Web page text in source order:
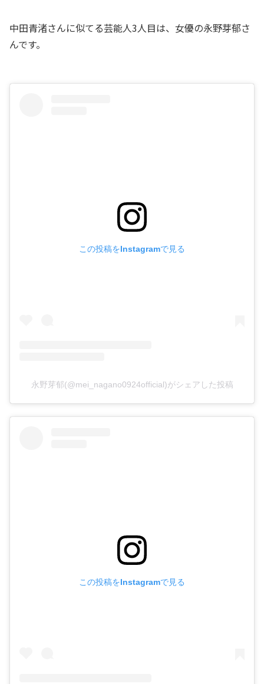
中田青渚さんに似てる芸能人3人目は、女優の永野芽郁さ
んです。
この投稿をInstagramで見る
永野芽郁(@mei_nagano0924official)がシェアした投稿
この投稿をInstagramで見る